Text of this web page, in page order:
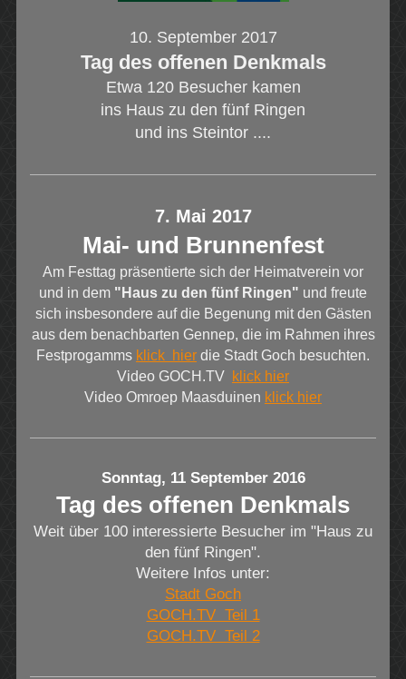
10. September 2017
Tag des offenen Denkmals
Etwa 120 Besucher kamen
ins Haus zu den fünf Ringen
und ins Steintor ....
7. Mai 2017
Mai- und Brunnenfest
Am Festtag präsentierte sich der Heimatverein vor
und in dem "Haus zu den fünf Ringen" und freute
sich insbesondere auf die Begenung mit den Gästen
aus dem benachbarten Gennep, die im Rahmen ihres
Festprogamms klick hier die Stadt Goch besuchten.
Video GOCH.TV klick hier
Video Omroep Maasduinen klick hier
Sonntag, 11 September 2016
Tag des offenen Denkmals
Weit über 100 interessierte Besucher im "Haus zu
den fünf Ringen".
Weitere Infos unter:
Stadt Goch
GOCH.TV Teil 1
GOCH.TV Teil 2